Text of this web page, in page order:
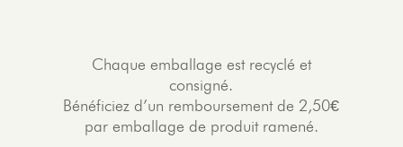
Chaque emballage est recyclé et
consigné.
Bénéficiez d’un remboursement de 2,50€
par emballage de produit ramené.